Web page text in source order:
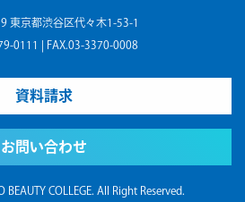
東京都渋谷区代々木1-53-1
0111 | FAX.03-3370-0008
資料請求
お問い合わせ
COLLEGE. All Right Reserved.